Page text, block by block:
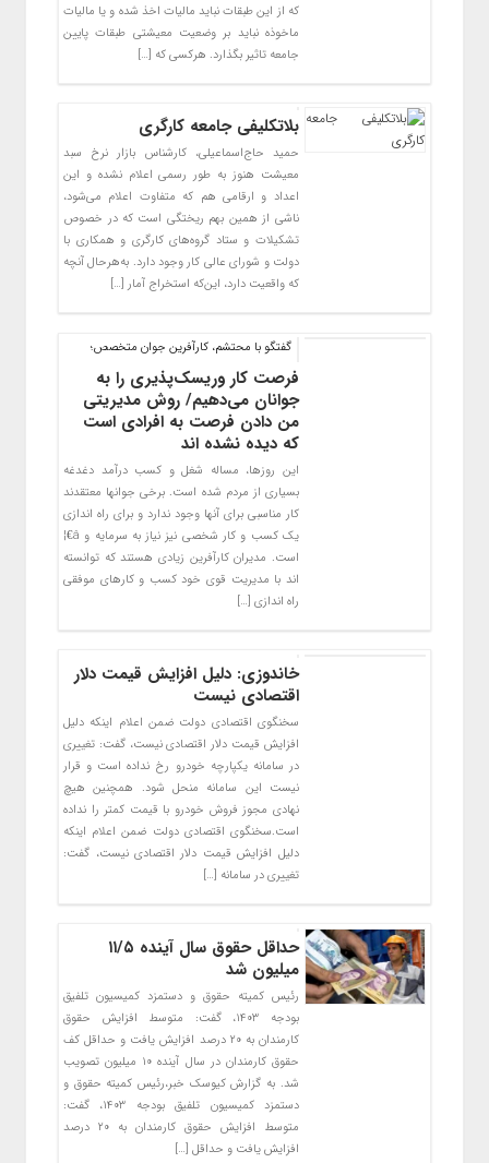
که از این طبقات نباید مالیات اخذ شده و یا مالیات
ماخوذه نباید بر وضعیت معیشتی طبقات پایین
جامعه تاثیر بگذارد. هرکسی که […]
بلاتکلیفی جامعه کارگری
حمید حاج‌اسماعیلی، کارشناس بازار نرخ سبد
معیشت هنوز به طور رسمی اعلام نشده و این
اعداد و ارقامی هم که متفاوت اعلام می‌شود،
ناشی از همین بهم ریختگی است که در خصوص
تشکیلات و ستاد گروه‌های کارگری و همکاری با
دولت و شورای عالی کار وجود دارد. به‌هرحال آنچه
که واقعیت دارد، این‌که استخراج آمار […]
گفتگو با محتشم، کارآفرین جوان متخصص؛
فرصت کار و‌ریسک‌پذیری را به
جوانان می‌دهیم/ روش مدیریتی
من دادن فرصت به افرادی است
که دیده نشده اند
این روزها، مساله شغل و کسب درآمد دغدغه
بسیاری از مردم شده است. برخی جوانها معتقدند
کار مناسبی برای آنها وجود ندارد و برای راه اندازی
یک کسب و کار شخصی نیز نیاز به سرمایه و â€¦
است. مدیران کارآفرین زیادی هستند که توانسته
‌اند با مدیریت قوی خود کسب ‌و کارهای موفقی
راه اندازی […]
خاندوزی: دلیل افزایش قیمت دلار
اقتصادی نیست
سخنگوی اقتصادی دولت ضمن اعلام اینکه دلیل
افزایش قیمت دلار اقتصادی نیست، گفت: تغییری
در سامانه یکپارچه خودرو رخ نداده است و قرار
نیست این سامانه منحل شود. همچنین هیچ
نهادی مجوز فروش خودرو با قیمت کمتر را نداده
است.سخنگوی اقتصادی دولت ضمن اعلام اینکه
دلیل افزایش قیمت دلار اقتصادی نیست، گفت:
تغییری در سامانه […]
حداقل حقوق سال آینده ۱۱/۵
میلیون شد
رئیس کمیته حقوق و دستمزد کمیسیون تلفیق
بودجه ۱۴۰۳، گفت: متوسط افزایش حقوق
کارمندان به ۲۰ درصد افزایش یافت و حداقل کف
حقوق کارمندان در سال آینده ۱۰ میلیون تصویب
شد. به گزارش کیوسک خبر،‌رئیس کمیته حقوق و
دستمزد کمیسیون تلفیق بودجه ۱۴۰۳، گفت:
متوسط افزایش حقوق کارمندان به ۲۰ درصد
افزایش یافت و حداقل […]